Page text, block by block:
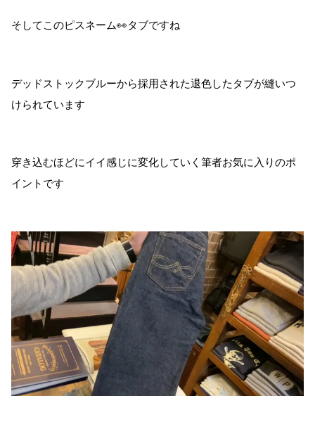
そしてこのピスネーム👀タブですね
デッドストックブルーから採用された退色したタブが縫いつ
けられています
穿き込むほどにイイ感じに変化していく筆者お気に入りのポ
イントです